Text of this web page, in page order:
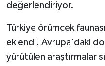
değerlendiriyor.
Türkiye örümcek
eklendi. Avrupa'daki
yürütülen araştırmalar